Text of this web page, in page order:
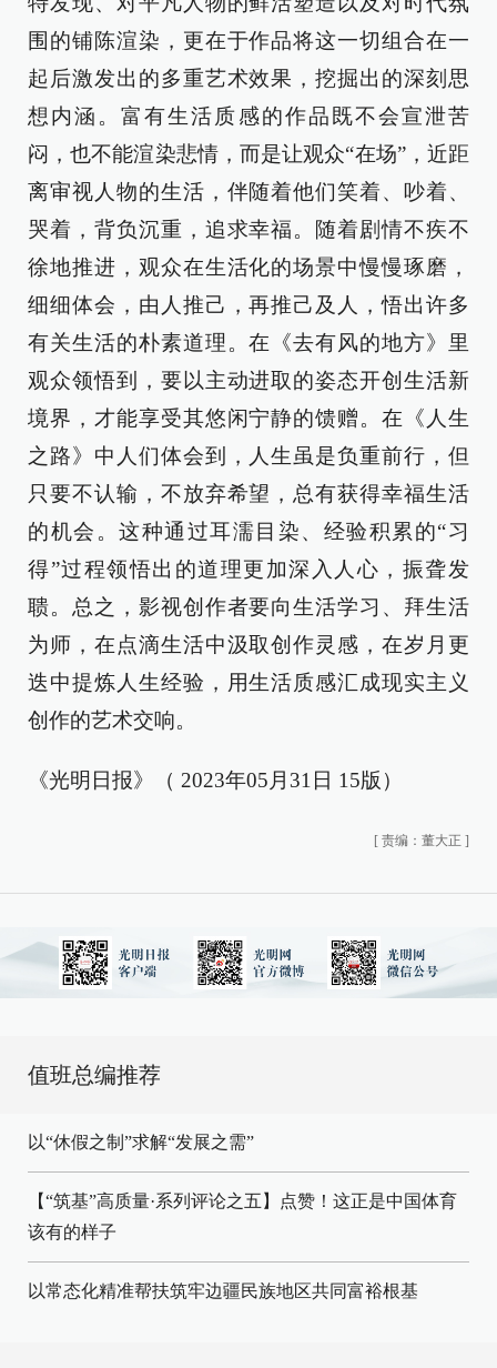
围的铺陈渲染，更在于作品将这一切组合在一
起后激发出的多重艺术效果，挖掘出的深刻思
想内涵。富有生活质感的作品既不会宣泄苦
闷，也不能渲染悲情，而是让观众“在场”，近距
离审视人物的生活，伴随着他们笑着、吵着、
哭着，背负沉重，追求幸福。随着剧情不疾不
徐地推进，观众在生活化的场景中慢慢琢磨，
细细体会，由人推己，再推己及人，悟出许多
有关生活的朴素道理。在《去有风的地方》里
观众领悟到，要以主动进取的姿态开创生活新
境界，才能享受其悠闲宁静的馈赠。在《人生
之路》中人们体会到，人生虽是负重前行，但
只要不认输，不放弃希望，总有获得幸福生活
的机会。这种通过耳濡目染、经验积累的“习
得”过程领悟出的道理更加深入人心，振聋发
聩。总之，影视创作者要向生活学习、拜生活
为师，在点滴生活中汲取创作灵感，在岁月更
迭中提炼人生经验，用生活质感汇成现实主义
创作的艺术交响。
《光明日报》（ 2023年05月31日 15版）
[ 责编：董大正 ]
值班总编推荐
以“休假之制”求解“发展之需”
【“筑基”高质量·系列评论之五】点赞！这正是中国体育
该有的样子
以常态化精准帮扶筑牢边疆民族地区共同富裕根基